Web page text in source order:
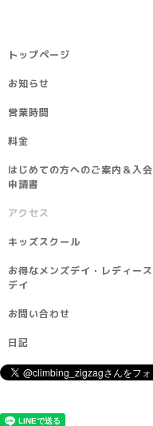
トップページ
お知らせ
営業時間
料金
はじめての方へのご案内＆入会
申請書
アクセス
キッズスクール
お得なメンズデイ・レディース
デイ
お問い合わせ
日記